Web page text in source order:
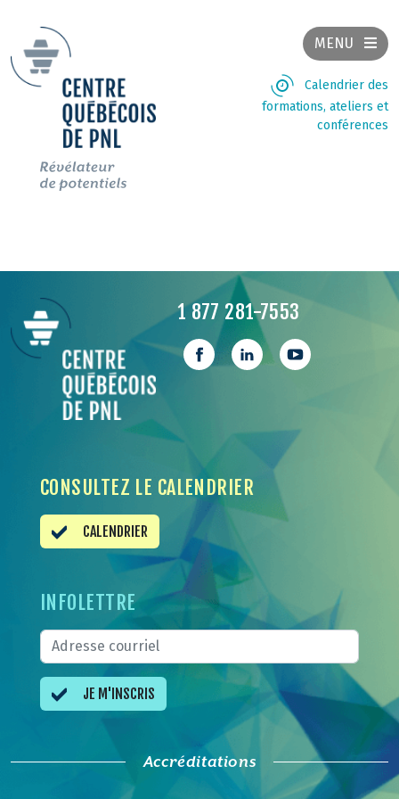
MENU
Calendrier des
formations, ateliers et
conférences
1 877 281-7553
CONSULTEZ LE CALENDRIER
CALENDRIER
INFOLETTRE
JE M'INSCRIS
Accréditations